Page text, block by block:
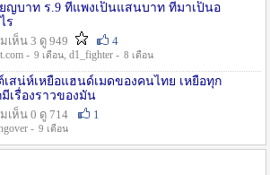
ยญบาท ร.9 ที่แพงเป็นแสนบาท ที่มาเป็นอ
ร
เห็น 3 ดู 949
4
- 9 เดือน, d1_fighter - 8 เดือน
สน่ห์เหยื่อแฮนด์เมดของคนไทย เหยื่อทุก
เรื่องราวของมัน
เห็น 0 ดู 714
1
- 9 เดือน